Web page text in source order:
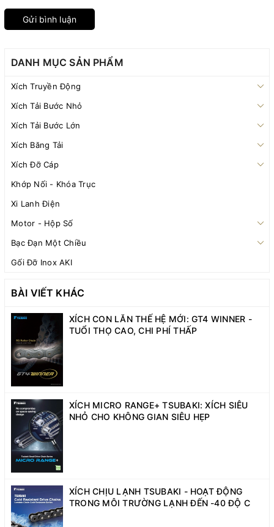
Gửi bình luận
DANH MỤC SẢN PHẨM
Xích Truyền Động
Xích Tải Bước Nhỏ
Xích Tải Bước Lớn
Xích Băng Tải
Xích Đỡ Cáp
Khớp Nối - Khóa Trục
Xi Lanh Điện
Motor - Hộp Số
Bạc Đạn Một Chiều
Gối Đỡ Inox AKI
BÀI VIẾT KHÁC
XÍCH CON LĂN THẾ HỆ MỚI: GT4 WINNER -
TUỔI THỌ CAO, CHI PHÍ THẤP
XÍCH MICRO RANGE+ TSUBAKI: XÍCH SIÊU
NHỎ CHO KHÔNG GIAN SIÊU HẸP
XÍCH CHỊU LẠNH TSUBAKI - HOẠT ĐỘNG
TRONG MÔI TRƯỜNG LẠNH ĐẾN -40 ĐỘ C